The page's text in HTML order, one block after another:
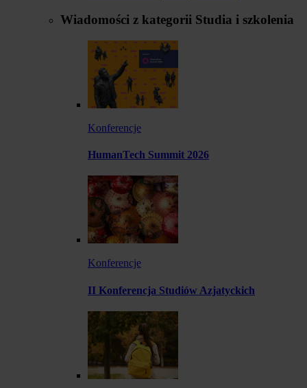
Wiadomości z kategorii Studia i szkolenia
Konferencje
HumanTech Summit 2026
Konferencje
II Konferencja Studiów Azjatyckich